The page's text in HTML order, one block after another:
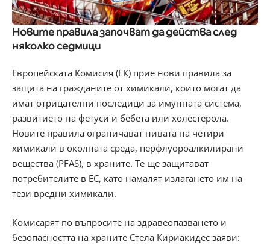
Новите правила започват да действа след
няколко седмици
Европейската Комисия (ЕК) прие нови правила за
защита на гражданите от химикали, които могат да
имат отрицателни последици за имунната система,
развитието на фетуси и бебета или холестерола.
Новите правила ограничават нивата на четири
химикали в околната среда, перфлуороалкилирани
вещества (PFAS), в храните. Те ще защитават
потребителите в ЕС, като намалят излагането им на
тези вредни химикали.
Комисарят по въпросите на здравеопазването и
безопасността на храните Стела Кириакидес заяви: